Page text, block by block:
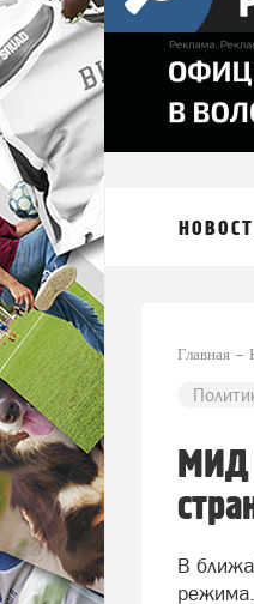
Главная
МИД
В